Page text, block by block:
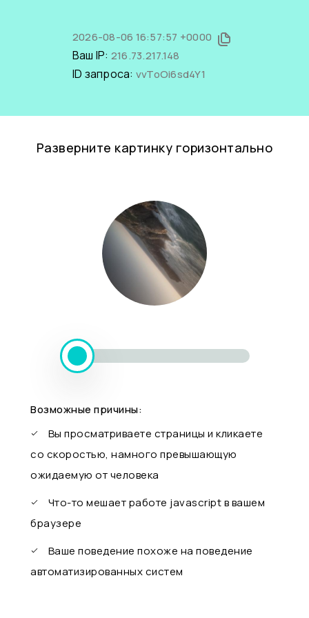
2026-08-06 16:57:57 +0000
Ваш IP: 216.73.217.148
ID запроса: vvToOi6sd4Y1
Разверните картинку горизонтально
Возможные причины:
Вы просматриваете страницы и кликаете
со скоростью, намного превышающую
ожидаемую от человека
Что-то мешает работе javascript в вашем
браузере
Ваше поведение похоже на поведение
автоматизированных систем